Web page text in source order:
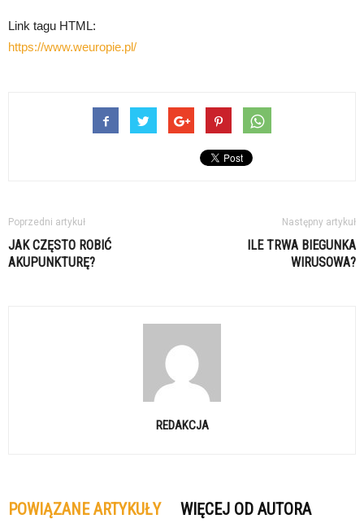
Link tagu HTML:
https://www.weuropie.pl/
Poprzedni artykuł
JAK CZĘSTO ROBIĆ
AKUPUNKTURĘ?
Następny artykuł
ILE TRWA BIEGUNKA
WIRUSOWA?
REDAKCJA
POWIĄZANE ARTYKUŁY WIĘCEJ OD AUTORA